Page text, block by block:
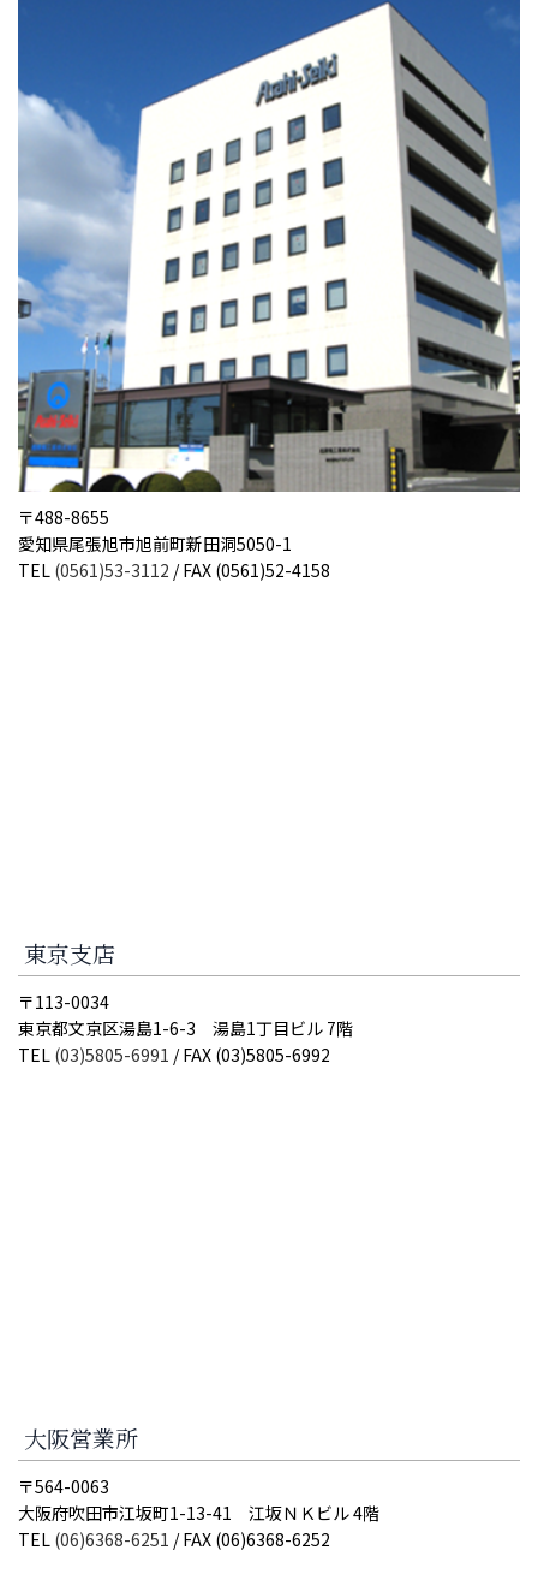
〒488-8655
愛知県尾張旭市旭前町新田洞5050-1
TEL (0561)53-3112 / FAX (0561)52-4158
東京支店
〒113-0034
東京都文京区湯島1-6-3 湯島1丁目ビル 7階
TEL (03)5805-6991 / FAX (03)5805-6992
大阪営業所
〒564-0063
大阪府吹田市江坂町1-13-41 江坂ＮＫビル 4階
TEL (06)6368-6251 / FAX (06)6368-6252